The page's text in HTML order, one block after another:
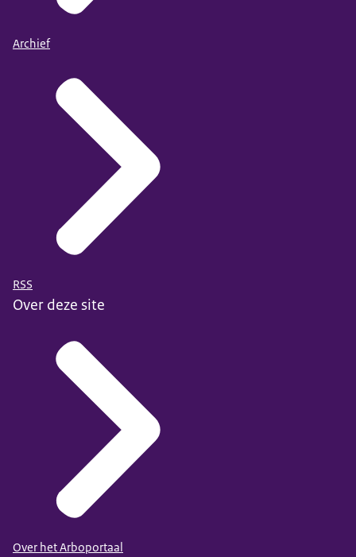
Archief
RSS
Over deze site
Over het Arboportaal